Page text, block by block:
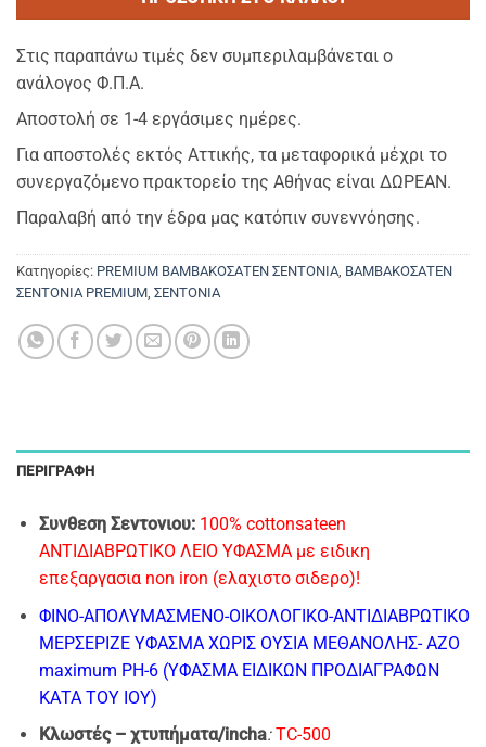
Στις παραπάνω τιμές δεν συμπεριλαμβάνεται ο
ανάλογος Φ.Π.Α.
Αποστολή σε 1-4 εργάσιμες ημέρες.
Για αποστολές εκτός Αττικής, τα μεταφορικά μέχρι το
συνεργαζόμενο πρακτορείο της Αθήνας είναι ΔΩΡΕΑΝ.
Παραλαβή από την έδρα μας κατόπιν συνεννόησης.
Κατηγορίες: PREMIUM ΒΑΜΒΑΚΟΣΑΤΕΝ ΣΕΝΤΟΝΙΑ ΒΑΜΒΑΚΟΣΑΤΕΝ
ΣΕΝΤΟΝΙΑ PREMIUM ΣΕΝΤΟΝΙΑ
ΠΕΡΙΓΡΑΦΉ
Συνθεση Σεντονιου: 100% cottonsateen
ΑΝΤΙΔΙΑΒΡΩΤΙΚΟ ΛΕΙΟ ΥΦΑΣΜΑ με ειδικη
επεξαργασια non iron (ελαχιστο σιδερο)!
ΦΙΝΟ-AΠΟΛΥΜΑΣΜΕΝΟ-ΟΙΚΟΛΟΓΙΚΟ-ΑΝΤΙΔΙΑΒΡΩΤΙΚΟ
ΜΕΡΣΕΡΙΖΕ ΥΦΑΣΜΑ ΧΩΡΙΣ ΟΥΣΙΑ ΜΕΘΑΝΟΛΗΣ- ΑΖΟ
maximum PH-6 (ΥΦΑΣΜΑ ΕΙΔΙΚΩΝ ΠΡΟΔΙΑΓΡΑΦΩΝ
ΚΑΤΑ ΤΟΥ ΙΟΥ)
Κλωστές – χτυπήματα/incha:TC-500